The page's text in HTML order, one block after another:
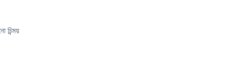
চিন্ময়